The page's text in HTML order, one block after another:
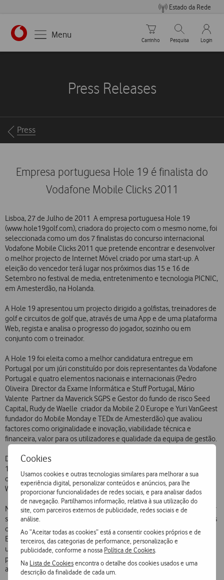
Cookies
Usamos cookies e outras tecnologias similares para melhorar a sua
experiência digital, personalizar conteúdos e anúncios, para lhe
proporcionar funcionalidades de redes sociais, e para analisar dados
de navegação. Partilhamos informação, relativa à sua utilização do
site, com parceiros externos de publicidade, redes sociais e de
análise.
Ao “Aceitar todas as cookies” está a consentir cookies próprios e de
terceiros, das categorias de performance, personalização e
publicidade, conforme a nossa Política de Cookies
Na Lista de Cookiesencontra o detalhe dos cookies usados e uma
descrição da finalidade de cada um.
Estado da Rede
https://www.vodafone.pt
Menu
Carrinho de compras
Carrinho
Pesquisar
Pesquisa
My
Login
Press Releases
Breadcrumbs
Press
Empresa portuguesa Hole 19 é finalista do
Vodafone Mobile Clicks 2011
Lisboa, 27 de Julho de 2011  A empresa portuguesa Hole 19
(www.hole19golf.com), criadora do projecto com o mesmo nome, foi
seleccionada como um dos 7 finalistas do concurso internacional
Vodafone Mobile Clicks 2011 que pretende encontrar e desenvolver
o melhor projecto de Internet Móvel criado por uma start-up. A
eleição do vencedor terá lugar nos próximos dias 15 e 16 de
Setembro no festival de media, entretenimento e tecnologia PICNIC,
em Amesterdão, na Holanda.
A Hole 19 apresentou um projecto dirigido a golfistas, treinadores de
golf e circuitos de golf que, através de uma App e de uma plataforma
Web, regista e analisa o progresso do jogador, sozinho ou em
conjunto com o treinador.
A Hole 19 foi eleita como a melhor candidatura entregue em
Portugal por um júri constituído por dois representantes da Vodafone
Portugal e quatro elementos nacionais e internacionais (Pedro
Oliveira  Director da Exame Informática e Stuff Portugal, Mário
Valente  Partner da Maverick SGPS e Gestor do fundo de risco Seed
Capital, Rudy de Waelle  criador da Mobile 2.0 Europe e Yuri VanGeest 
fundador do Mobile Monday e TEDx de Amesterdão) que avaliou
factores como originalidade e inovação, viabilidade técnica e
financeira, valor para os utilizadores e qualidade da equipa de gestão.
Da lista de melhores candidaturas apresentadas, para além da Hole
19, fizeram parte outras 4 start-ups portuguesas que apresentaram
os projectos nPolls (www.npolls.com), Mobizy (www.mobizy.com),
Weddar (www.weddar.com) e Wizdee (www.wizdee.com).
Na final internacional, a Hole 19 irá concorrer pelo prémio da melhor
start-up de Internet Móvel ao lado dos projectos seleccionados pelos
operadores da Vodafone participantes no concurso: Alemanha,
Espanha, Holanda, Irlanda, Reino Unido e Turquia. Em disputa estará
um valor total de 225.000 destinado a premiar os 3 melhores
projectos, cabendo 150.000 ao 1º classificado, 50.000 ao 2º e 25.000
ao 3º.